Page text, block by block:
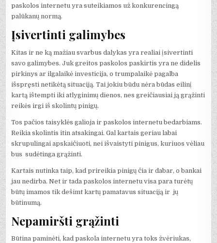
paskolos internetu yra suteikiamos už konkurencingą
palūkanų normą.
Įsivertinti galimybes
Kitas ir ne ką mažiau svarbus dalykas yra realiai įsivertinti
savo galimybes. Juk greitos paskolos paskirtis yra ne didelis
pirkinys ar ilgalaikė investicija, o trumpalaikė pagalba
išspręsti netikėtą situaciją. Tai jokiu būdu nėra būdas eilinį
kartą ištempti iki atlyginimų dienos, nes greičiausiai ją grąžinti
reikės irgi iš skolintų pinigų.
Tos pačios taisyklės galioja ir paskolos internetu bedarbiams.
Reikia skolintis itin atsakingai. Gal kartais geriau labai
skrupulingai apskaičiuoti, nei išvaistyti pinigus, kuriuos vėliau
bus sudėtinga grąžinti.
Kartais nutinka taip, kad prireikia pinigų čia ir dabar, o bankai
jau nedirba. Net ir tada paskolos internetu visa para turėtų
būtų imamos tik dešimt kartų pamatavus situaciją ir jų
būtinumą.
Nepamiršti grąžinti
Būtina paminėti, kad paskola internetu yra toks žvėriukas,